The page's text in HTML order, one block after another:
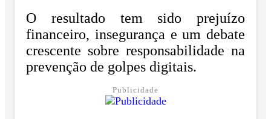
O resultado tem sido prejuízo
financeiro, insegurança e um debate
crescente sobre responsabilidade na
prevenção de golpes digitais.
Publicidade